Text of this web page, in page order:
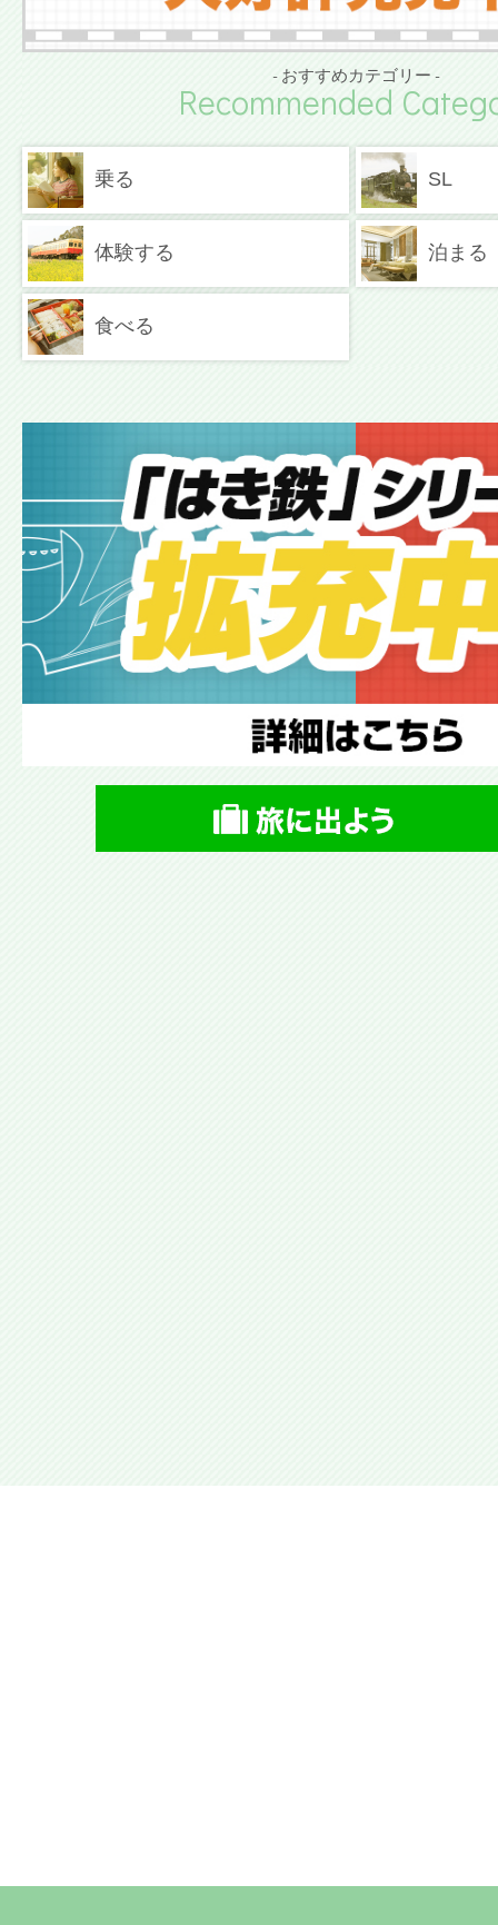
- おすすめカテゴリー -
Recommended
乗る SL
体験する 泊まる
食べる